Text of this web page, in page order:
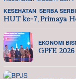
KESEHATAN SERBA SERBI
HUT ke-7, Primaya
EKONOMI
GPFE